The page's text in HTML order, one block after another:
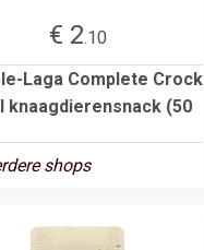
€ 2.10
Laga Complete Crock
knaagdierensnack (50
shops